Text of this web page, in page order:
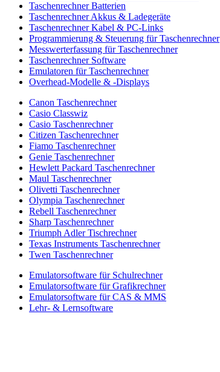
Taschenrechner Batterien
Taschenrechner Akkus & Ladegeräte
Taschenrechner Kabel & PC-Links
Programmierung & Steuerung für Taschenrechner
Messwerterfassung für Taschenrechner
Taschenrechner Software
Emulatoren für Taschenrechner
Overhead-Modelle & -Displays
Canon Taschenrechner
Casio Classwiz
Casio Taschenrechner
Citizen Taschenrechner
Fiamo Taschenrechner
Genie Taschenrechner
Hewlett Packard Taschenrechner
Maul Taschenrechner
Olivetti Taschenrechner
Olympia Taschenrechner
Rebell Taschenrechner
Sharp Taschenrechner
Triumph Adler Tischrechner
Texas Instruments Taschenrechner
Twen Taschenrechner
Emulatorsoftware für Schulrechner
Emulatorsoftware für Grafikrechner
Emulatorsoftware für CAS & MMS
Lehr- & Lernsoftware